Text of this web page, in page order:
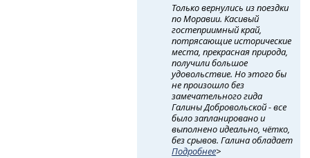
Только вернулись из поездки
по Моравии. Касивый
гостеприимный край,
потрясающие исторические
места, прекрасная природа,
получили большое
удовольствие. Но этого бы
не произошло без
замечательного гида
Галины Добровольской - все
было запланировано и
выполнено идеально, чётко,
без срывов. Галина обладает
Подробнее>